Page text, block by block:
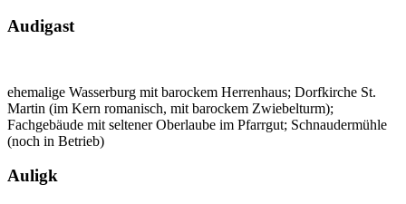
Audigast
ehemalige Wasserburg mit barockem Herrenhaus; Dorfkirche St.
Martin (im Kern romanisch, mit barockem Zwiebelturm);
Fachgebäude mit seltener Oberlaube im Pfarrgut; Schnaudermühle
(noch in Betrieb)
Auligk